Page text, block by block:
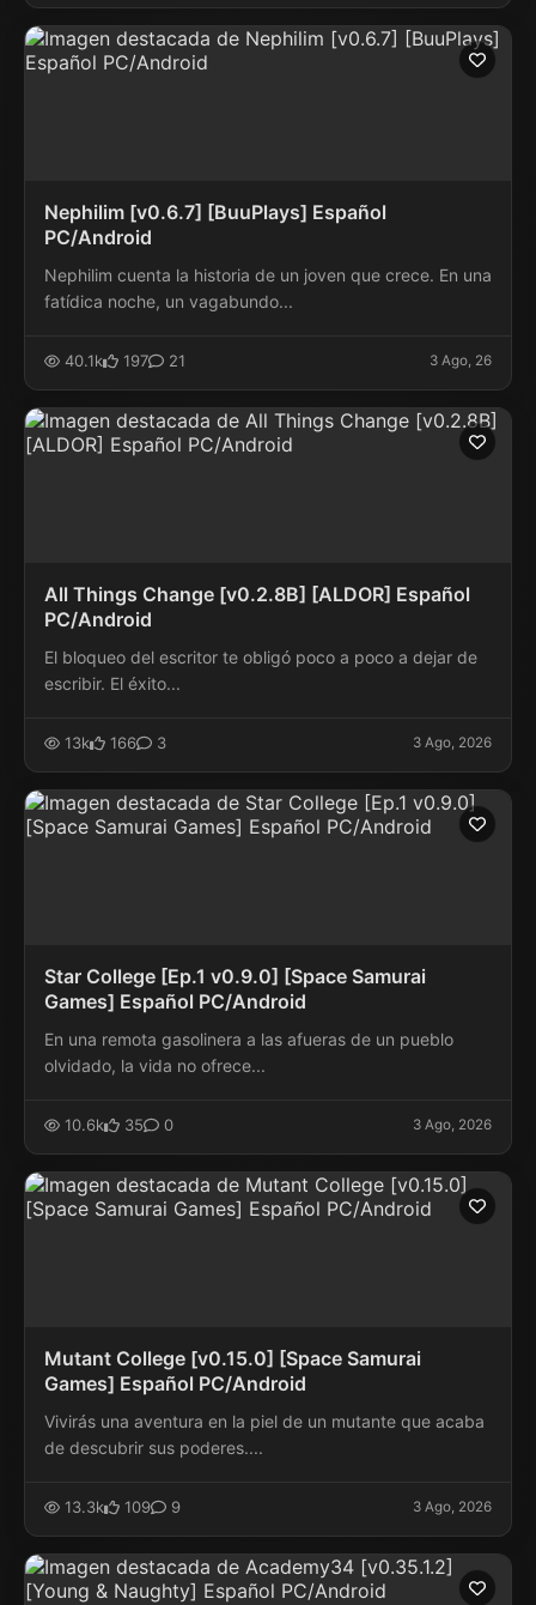
Nephilim [v0.6.7] [BuuPlays] Español
PC/Android
Nephilim cuenta la historia de un joven que crece. En una
fatídica noche, un vagabundo...
40.1k 197 21 3 Ago, 26
All Things Change [v0.2.8B] [ALDOR] Español
PC/Android
El bloqueo del escritor te obligó poco a poco a dejar de
escribir. El éxito...
13k 166 3 3 Ago, 2026
Star College [Ep.1 v0.9.0] [Space Samurai
Games] Español PC/Android
En una remota gasolinera a las afueras de un pueblo
olvidado, la vida no ofrece...
10.6k 35 0 3 Ago, 2026
Mutant College [v0.15.0] [Space Samurai
Games] Español PC/Android
Vivirás una aventura en la piel de un mutante que acaba
de descubrir sus poderes....
13.3k 109 9 3 Ago, 2026